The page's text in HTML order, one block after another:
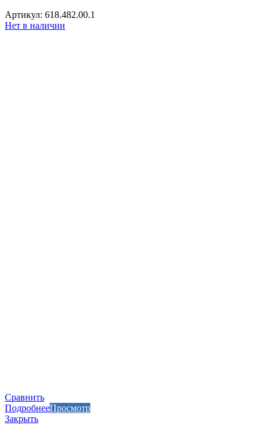
Артикул: 618.482.00.1
Нет в наличии
Сравнить
ПодробнееПросмотр
Закрыть